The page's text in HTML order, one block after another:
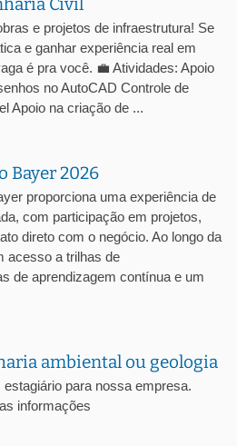
e projetos de infraestrutura! Se
e ganhar experiência real em
é pra você. 💼 Atividades: Apoio
no AutoCAD Controle de
Apoio na criação de ...
Bayer 2026
proporciona uma experiência de
com participação em projetos,
direto com o negócio. Ao longo da
acesso a trilhas de
de aprendizagem contínua e um
ambiental ou geologia
para nossa empresa.
informações